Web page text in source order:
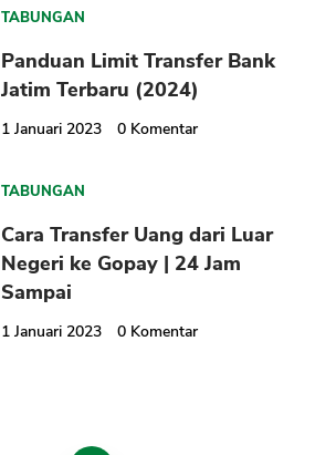
TABUNGAN
Panduan Limit Transfer Bank
Jatim Terbaru (2024)
1 Januari 2023 0 Komentar
TABUNGAN
Cara Transfer Uang dari Luar
Negeri ke Gopay | 24 Jam
Sampai
1 Januari 2023 0 Komentar